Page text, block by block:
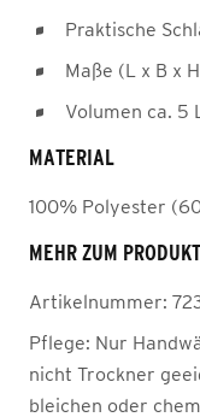
Praktische
Maße (L x B x
Volumen ca. 5
MATERIAL
100% Polyester
MEHR ZUM PRODUKT
Artikelnummer:
Pflege: Nur
nicht Trockner
bleichen oder